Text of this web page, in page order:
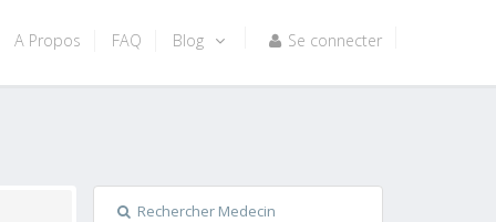
A Propos FAQ Blog Se connecter
Rechercher Medecin